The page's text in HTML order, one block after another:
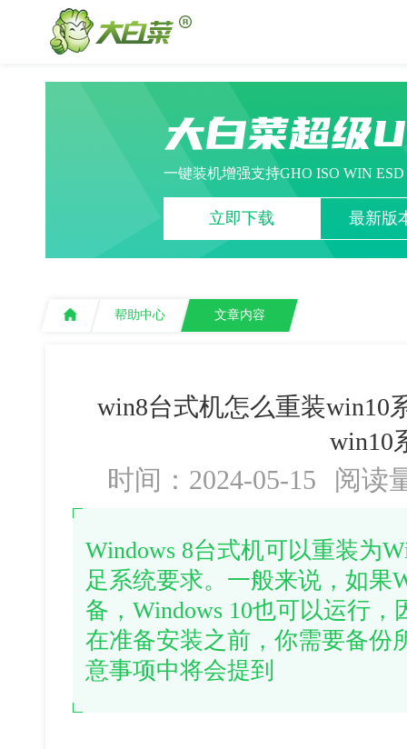
大白菜超级
一键装机增强支持GHO ISO WIN
立即下载 最新版
帮助中心 文章内容
win8台式机怎么重装win10
win10
时间：2024-05-15 阅读
Windows 8台式机可以重装为
足系统要求。一般来说，如果
备，Windows 10也可以运行
在准备安装之前，你需要备份
意事项中将会提到